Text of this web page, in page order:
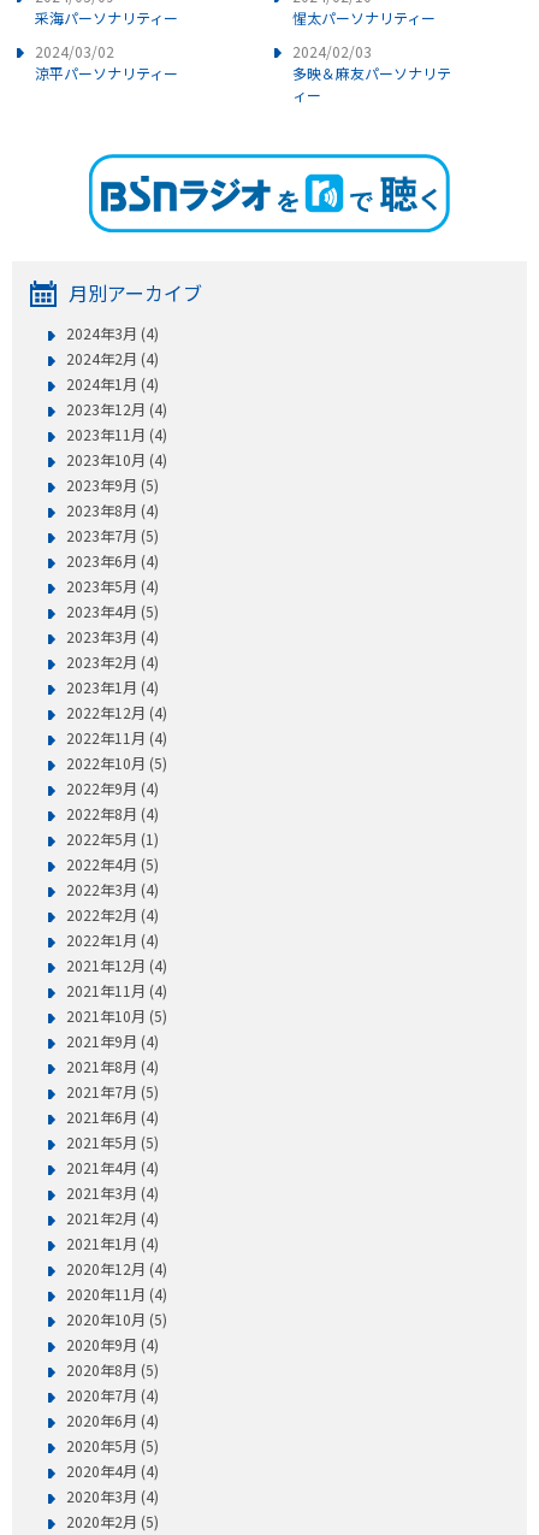
采海パーソナリティー
2024/03/02
涼平パーソナリティー
惺太パーソナリティー
2024/02/03
多映＆麻友パーソナリテ
ィー
月別アーカイブ
2024年3月 (4)
2024年2月 (4)
2024年1月 (4)
2023年12月 (4)
2023年11月 (4)
2023年10月 (4)
2023年9月 (5)
2023年8月 (4)
2023年7月 (5)
2023年6月 (4)
2023年5月 (4)
2023年4月 (5)
2023年3月 (4)
2023年2月 (4)
2023年1月 (4)
2022年12月 (4)
2022年11月 (4)
2022年10月 (5)
2022年9月 (4)
2022年8月 (4)
2022年5月 (1)
2022年4月 (5)
2022年3月 (4)
2022年2月 (4)
2022年1月 (4)
2021年12月 (4)
2021年11月 (4)
2021年10月 (5)
2021年9月 (4)
2021年8月 (4)
2021年7月 (5)
2021年6月 (4)
2021年5月 (5)
2021年4月 (4)
2021年3月 (4)
2021年2月 (4)
2021年1月 (4)
2020年12月 (4)
2020年11月 (4)
2020年10月 (5)
2020年9月 (4)
2020年8月 (5)
2020年7月 (4)
2020年6月 (4)
2020年5月 (5)
2020年4月 (4)
2020年3月 (4)
2020年2月 (5)